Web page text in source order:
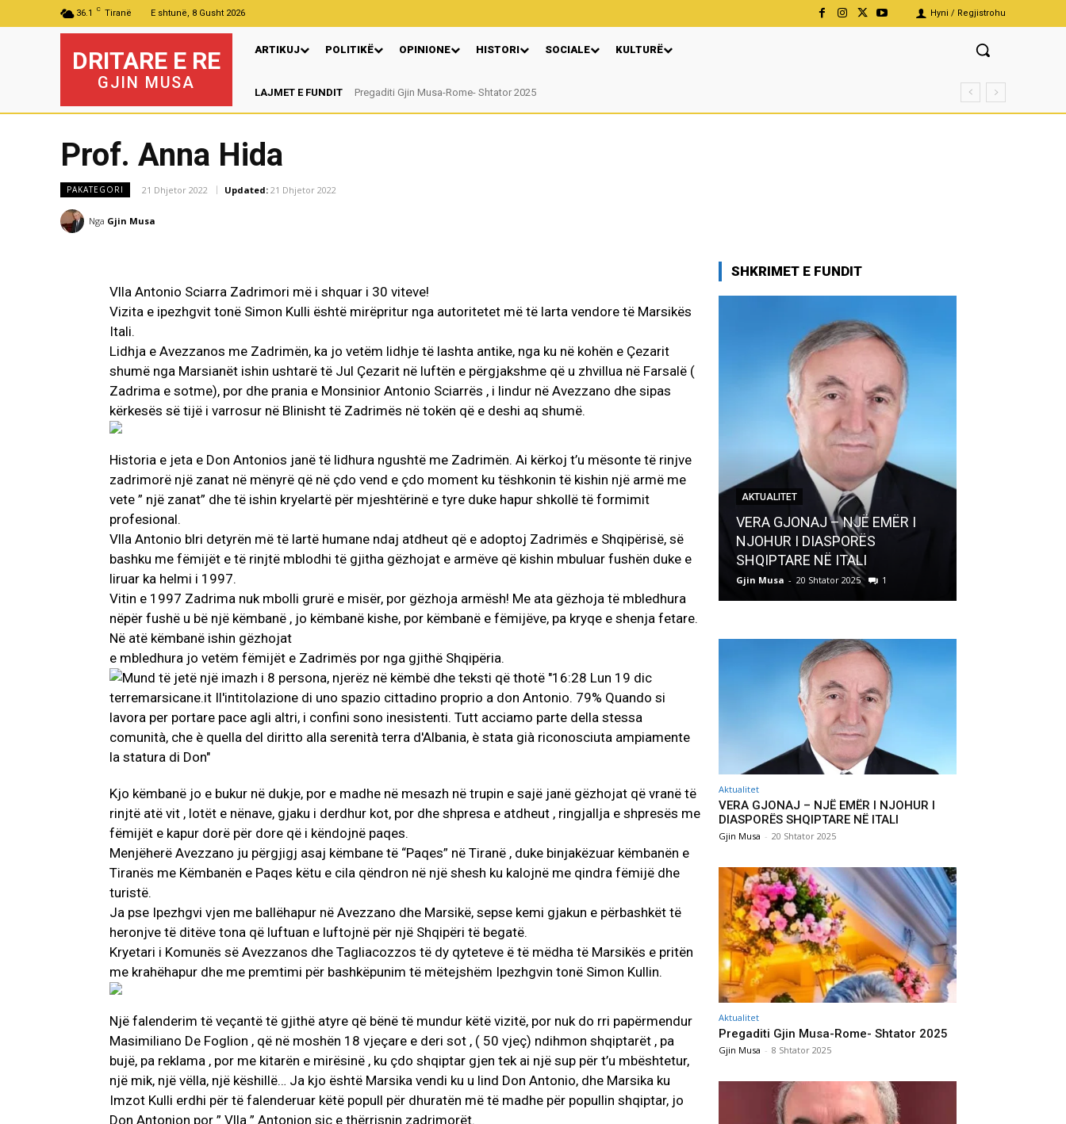
36.1 C Tiranë E shtunë, 8 Gusht 2026 Hyni / Regjistrohu
DRITARE E RE
GJIN MUSA
ARTIKUJ POLITIKË OPINIONE HISTORI SOCIALE KULTURË
LAJMET E FUNDIT Pregaditi Gjin Musa-Rome- Shtator 2025
Nga: Ndue Dedaj
Prof. Anna Hida
PAKATEGORI 21 Dhjetor 2022 Updated: 21 Dhjetor 2022
Nga Gjin Musa
Vlla Antonio Sciarra Zadrimori më i shquar i 30 viteve!
Vizita e ipezhgvit tonë Simon Kulli është mirëpritur nga autoritetet më të larta vendore të Marsikës
Itali.
Lidhja e Avezzanos me Zadrimën, ka jo vetëm lidhje të lashta antike, nga ku në kohën e Çezarit
shumë nga Marsianët ishin ushtarë të Jul Çezarit në luftën e përgjakshme që u zhvillua në Farsalë (
Zadrima e sotme), por dhe prania e Monsinior Antonio Sciarrës , i lindur në Avezzano dhe sipas
kërkesës së tijë i varrosur në Blinisht të Zadrimës në tokën që e deshi aq shumë.
Historia e jeta e Don Antonios janë të lidhura ngushtë me Zadrimën. Ai kërkoj t’u mësonte të rinjve
zadrimorë një zanat në mënyrë që në çdo vend e çdo moment ku tëshkonin të kishin një armë me
vete ” një zanat” dhe të ishin kryelartë për mjeshtërinë e tyre duke hapur shkollë të formimit
profesional.
Vlla Antonio blri detyrën më të lartë humane ndaj atdheut që e adoptoj Zadrimës e Shqipërisë, së
bashku me fëmijët e të rinjtë mblodhi të gjitha gëzhojat e armëve që kishin mbuluar fushën duke e
liruar ka helmi i 1997.
Vitin e 1997 Zadrima nuk mbolli grurë e misër, por gëzhoja armësh! Me ata gëzhoja të mbledhura
nëpër fushë u bë një këmbanë , jo këmbanë kishe, por këmbanë e fëmijëve, pa kryqe e shenja fetare.
Në atë këmbanë ishin gëzhojat
e mbledhura jo vetëm fëmijët e Zadrimës por nga gjithë Shqipëria.
Kjo këmbanë jo e bukur në dukje, por e madhe në mesazh në trupin e sajë janë gëzhojat që vranë të
rinjtë atë vit , lotët e nënave, gjaku i derdhur kot, por dhe shpresa e atdheut , ringjallja e shpresës me
fëmijët e kapur dorë për dore që i këndojnë paqes.
Menjëherë Avezzano ju përgjigj asaj këmbane të “Paqes” në Tiranë , duke binjakëzuar këmbanën e
Tiranës me Këmbanën e Paqes këtu e cila qëndron në një shesh ku kalojnë me qindra fëmijë dhe
turistë.
Ja pse Ipezhgvi vjen me ballëhapur në Avezzano dhe Marsikë, sepse kemi gjakun e përbashkët të
heronjve të ditëve tona që luftuan e luftojnë për një Shqipëri të begatë.
Kryetari i Komunës së Avezzanos dhe Tagliacozzos të dy qyteteve ë të mëdha të Marsikës e pritën
me krahëhapur dhe me premtimi për bashkëpunim të mëtejshëm Ipezhgvin tonë Simon Kullin.
Një falenderim të veçantë të gjithë atyre që bënë të mundur këtë vizitë, por nuk do rri papërmendur
Masimiliano De Foglion , që në moshën 18 vjeçare e deri sot , ( 50 vjeç) ndihmon shqiptarët , pa
bujë, pa reklama , por me kitarën e mirësinë , ku çdo shqiptar gjen tek ai një sup për t’u mbështetur,
një mik, një vëlla, një këshillë… Ja kjo është Marsika vendi ku u lind Don Antonio, dhe Marsika ku
Imzot Kulli erdhi për të falenderuar këtë popull për dhuratën më të madhe për popullin shqiptar, jo
Don Antonion por ” Vlla ” Antonion siç e thërrisnin zadrimorët.
SHKRIMET E FUNDIT
AKTUALITET
VERA GJONAJ – NJË EMËR I
NJOHUR I DIASPORËS
SHQIPTARE NË ITALI
Gjin Musa - 20 Shtator 2025 1
Aktualitet
VERA GJONAJ – NJË EMËR I NJOHUR I
DIASPORËS SHQIPTARE NË ITALI
Gjin Musa - 20 Shtator 2025
Aktualitet
Pregaditi Gjin Musa-Rome- Shtator 2025
Gjin Musa - 8 Shtator 2025